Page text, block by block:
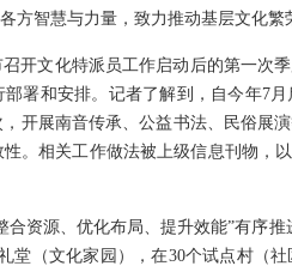
方智慧与力量，致力推动基层文化繁
召开文化特派员工作启动后的第一次
署和安排。记者了解到，自今年7
开展南音传承、公益书法、民俗展
。相关工作做法被上级信息刊物，
合资源、优化布局、提升效能”有序
堂（文化家园），在30个试点村（